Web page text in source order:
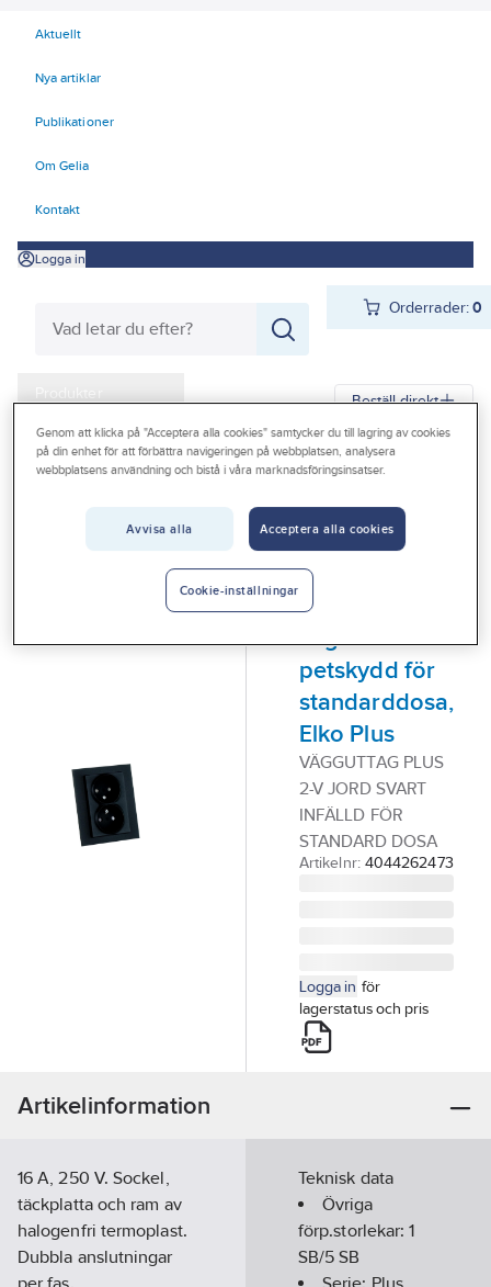
Aktuellt
Nya artiklar
Publikationer
Om Gelia
Kontakt
Logga in
Orderrader:0
Produkter
Kampanjer
Outlet
Beställ direkt
Gelia Produkter Gelia El Installationsmateriel Vägguttag
Vägguttag,
infällda,
jordade, 2-
vägs med
petskydd för
standarddosa,
Elko Plus
VÄGGUTTAG PLUS
2-V JORD SVART
INFÄLLD FÖR
STANDARD DOSA
Artikelnr: 4044262473
Logga in för
lagerstatus och pris
Artikelinformation
16 A, 250 V. Sockel,
täckplatta och ram av
halogenfri termoplast.
Dubbla anslutningar
Teknisk data
Övriga
förp.storlekar:1
SB/5 SB
Genom att klicka på "Acceptera alla cookies" samtycker du till lagring av cookies
på din enhet för att förbättra navigeringen på webbplatsen, analysera
webbplatsens användning och bistå i våra marknadsföringsinsatser.
Avvisa alla Acceptera alla cookies
Cookie-inställningar